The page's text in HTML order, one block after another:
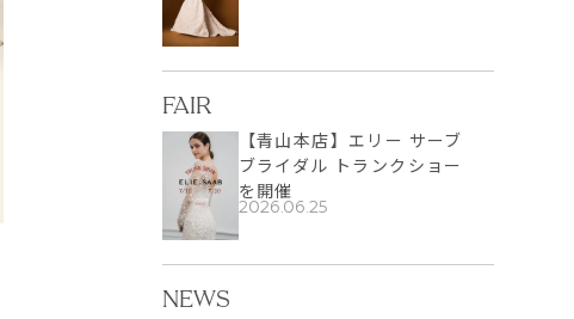
FAIR
【青山本店】エリー サーブ
ブライダル トランクショー
を開催
2026.06.25
NEWS